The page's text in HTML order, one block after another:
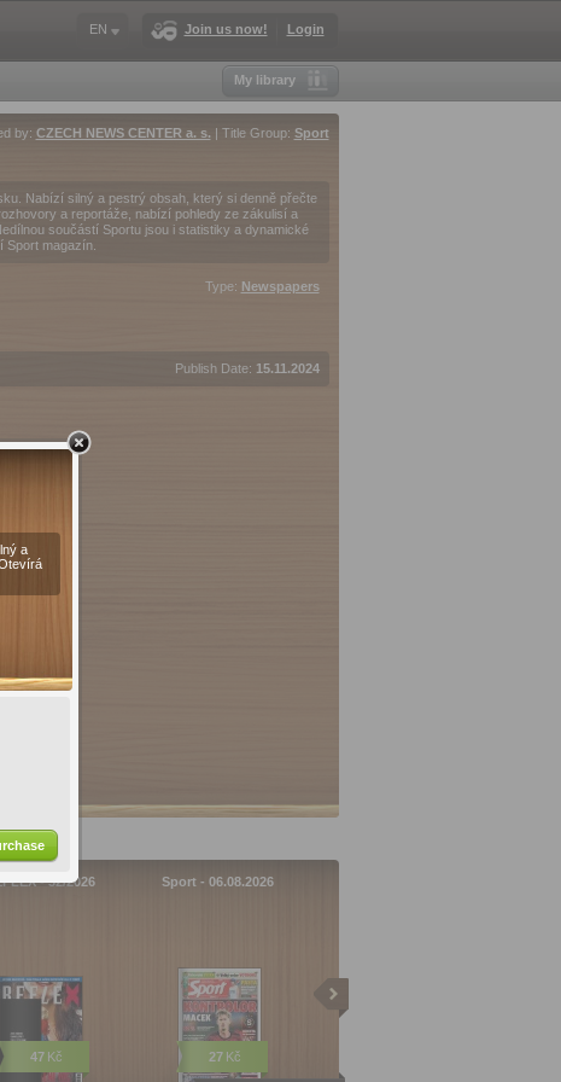
Join us now! Login
EN
My library
by: CZECH NEWS CENTER a. s. | Title Group: Sport
Nabízí silný a pestrý obsah, který si denně přečte
a reportáže, nabízí pohledy ze zákulisí a
součástí Sportu jsou i statistiky a dynamické
Sport magazín.
Type: Newspapers
Publish Date: 15.11.2024
- 32/2026
47 Kč
Sport - 06.08.2026
27 Kč
a